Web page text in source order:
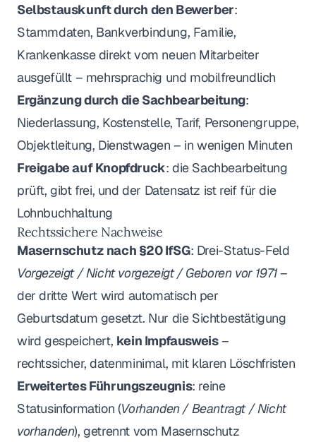
Selbstauskunft durch den Bewerber:
Stammdaten, Bankverbindung, Familie,
Krankenkasse direkt vom neuen Mitarbeiter
ausgefüllt – mehrsprachig und mobilfreundlich
Ergänzung durch die Sachbearbeitung:
Niederlassung, Kostenstelle, Tarif, Personengruppe,
Objektleitung, Dienstwagen – in wenigen Minuten
Freigabe auf Knopfdruck: die Sachbearbeitung
prüft, gibt frei, und der Datensatz ist reif für die
Lohnbuchhaltung
Rechtssichere Nachweise
Masernschutz nach §20 IfSG: Drei-Status-Feld
Vorgezeigt / Nicht vorgezeigt / Geboren vor 1971–
der dritte Wert wird automatisch per
Geburtsdatum gesetzt. Nur die Sichtbestätigung
wird gespeichert, kein Impfausweis–
rechtssicher, datenminimal, mit klaren Löschfristen
Erweitertes Führungszeugnis: reine
Statusinformation (Vorhanden / Beantragt / Nicht
vorhanden), getrennt vom Masernschutz